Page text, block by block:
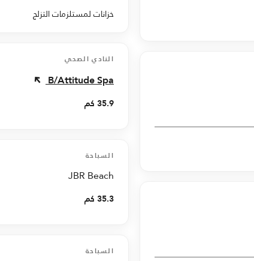
خزانات لمستلزمات التزلج
النادي الصحي
B/Attitude Spa
35.9 كم
السباحة
JBR Beach
35.3 كم
السباحة